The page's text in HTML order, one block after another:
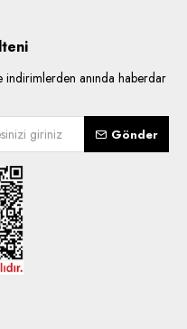
indirimlerden anında haberdar
Gönder